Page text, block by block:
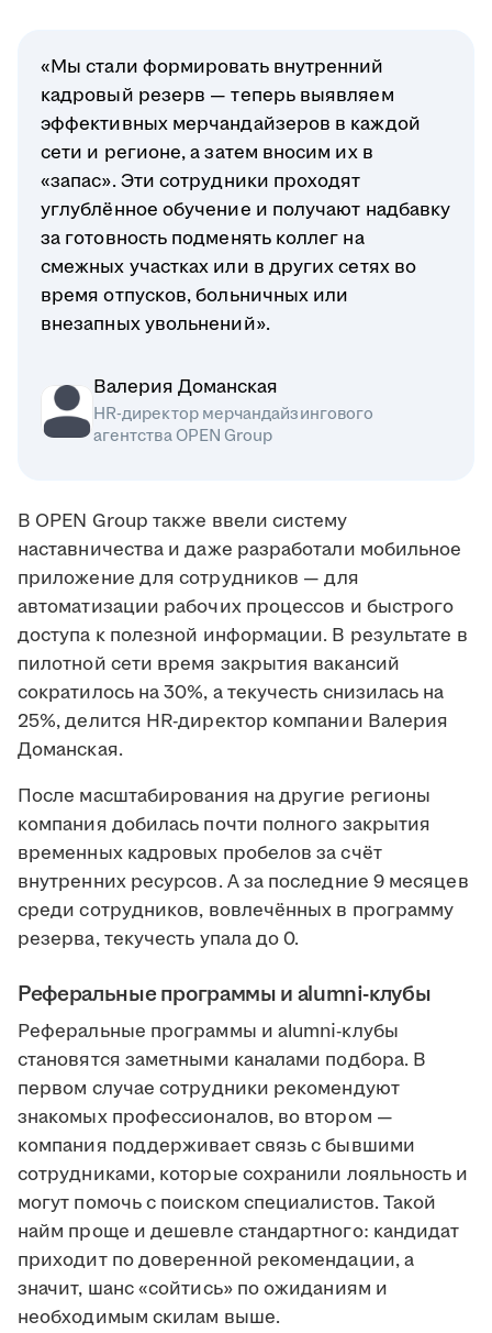
«Мы стали формировать внутренний
кадровый резерв — теперь выявляем
эффективных мерчандайзеров в каждой
сети и регионе, а затем вносим их в
«запас». Эти сотрудники проходят
углублённое обучение и получают надбавку
за готовность подменять коллег на
смежных участках или в других сетях во
время отпусков, больничных или
внезапных увольнений».
Валерия Доманская
HR-директор мерчандайзингового
агентства OPEN Group
В OPEN Group также ввели систему
наставничества и даже разработали мобильное
приложение для сотрудников — для
автоматизации рабочих процессов и быстрого
доступа к полезной информации. В результате в
пилотной сети время закрытия вакансий
сократилось на 30%, а текучесть снизилась на
25%, делится HR-директор компании Валерия
Доманская.
После масштабирования на другие регионы
компания добилась почти полного закрытия
временных кадровых пробелов за счёт
внутренних ресурсов. А за последние 9 месяцев
среди сотрудников, вовлечённых в программу
резерва, текучесть упала до 0.
Реферальные программы и alumni-клубы
Реферальные программы и alumni-клубы
становятся заметными каналами подбора. В
первом случае сотрудники рекомендуют
знакомых профессионалов, во втором —
компания поддерживает связь с бывшими
сотрудниками, которые сохранили лояльность и
могут помочь с поиском специалистов. Такой
найм проще и дешевле стандартного: кандидат
приходит по доверенной рекомендации, а
значит, шанс «сойтись» по ожиданиям и
необходимым скилам выше.